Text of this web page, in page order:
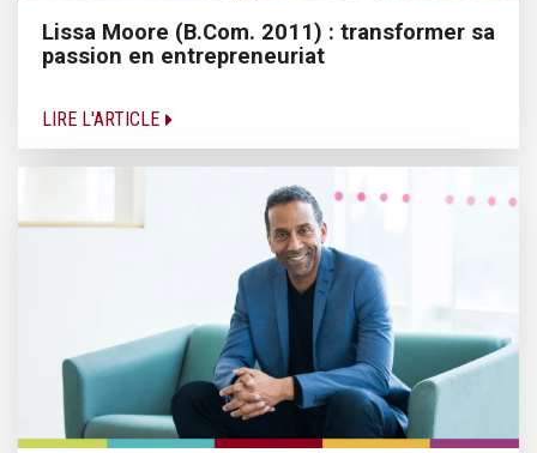
Lissa Moore (B.Com. 2011) : transformer sa
passion en entrepreneuriat
LIRE L'ARTICLE